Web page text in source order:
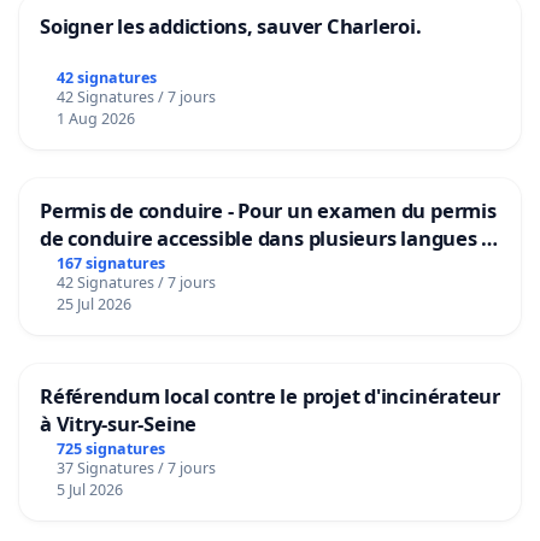
Soigner les addictions, sauver Charleroi.
42 signatures
42 Signatures / 7 jours
1 Aug 2026
Permis de conduire - Pour un examen du permis
de conduire accessible dans plusieurs langues à
Bruxelles
167 signatures
42 Signatures / 7 jours
25 Jul 2026
Référendum local contre le projet d'incinérateur
à Vitry-sur-Seine
725 signatures
37 Signatures / 7 jours
5 Jul 2026